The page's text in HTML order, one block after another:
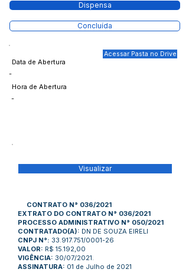
Dispensa
Concluída
Data de Abertura
Acessar Pasta no Drive
-
Hora de Abertura
-
Visualizar
CONTRATO N° 036/2021
EXTRATO DO CONTRATO N° 036/2021
PROCESSO ADMINISTRATIVO N° 050/2021
CONTRATADO(A): DN DE SOUZA EIRELI
CNPJ N°: 33.917.751/0001-26
VALOR: R$ 15.192,00
VIGÊNCIA: 30/07/2021.
ASSINATURA: 01 de Julho de 2021